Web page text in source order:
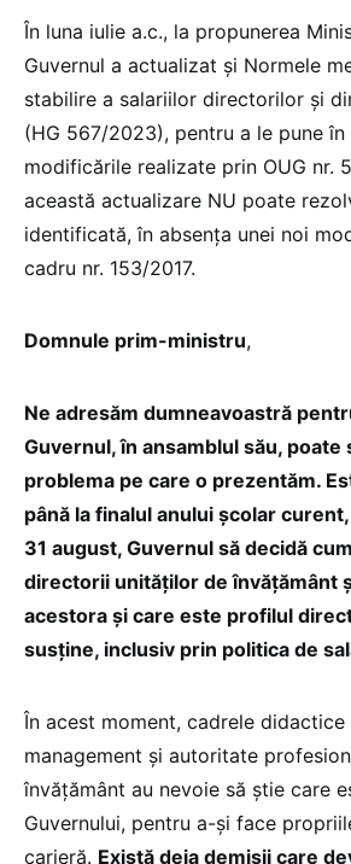
În luna iulie a.c., la propunerea
Guvernul a actualizat și Normele
stabilire a salariilor directorilor și
(HG 567/2023), pentru a le pune
modificările realizate prin OUG nr.
această actualizare NU poate
identificată, în absența unei noi
cadru nr. 153/2017.
Domnule prim-ministru,
Ne adresăm dumneavoastră
Guvernul, în ansamblul său, poate
problema pe care o prezentăm.
până la finalul anului școlar
31 august, Guvernul să decidă
directorii unităților de învățământ
acestora și care este profilul
susține, inclusiv prin politica de
În acest moment, cadrele
management și autoritate
învățământ au nevoie să știe care
Guvernului, pentru a-și face
carieră. Există deja demisii care